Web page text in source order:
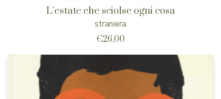
L’estate che sciolse ogni cosa
straniera
€26,00